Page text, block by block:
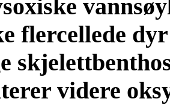
flercellede
videre